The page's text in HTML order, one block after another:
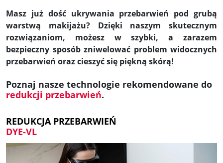
Masz już dość ukrywania przebarwień pod grubą
warstwą makijażu? Dzięki naszym skutecznym
rozwiązaniom, możesz w szybki, a zarazem
bezpieczny sposób zniwelować problem widocznych
przebarwień oraz cieszyć się piękną skórą!
Poznaj nasze technologie rekomendowane do
redukcji przebarwień.
REDUKCJA PRZEBARWIEŃ
DYE-VL